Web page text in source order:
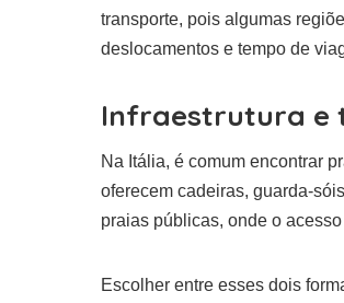
transporte, pois algumas
deslocamentos e tempo de
Infraestrutura e
Na Itália, é comum encontrar
oferecem cadeiras, guarda-
praias públicas, onde o
Escolher entre esses dois